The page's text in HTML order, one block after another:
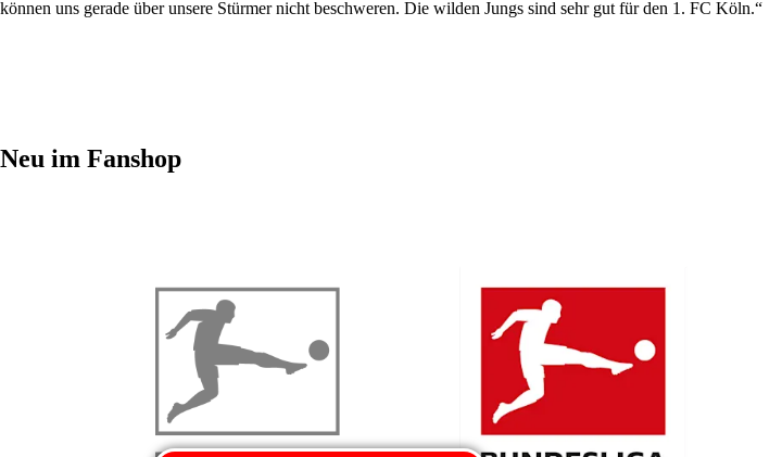
können uns gerade über unsere Stürmer nicht beschweren. Die wilden Jungs sind sehr gut für den 1. FC Köln.“
Neu im Fanshop